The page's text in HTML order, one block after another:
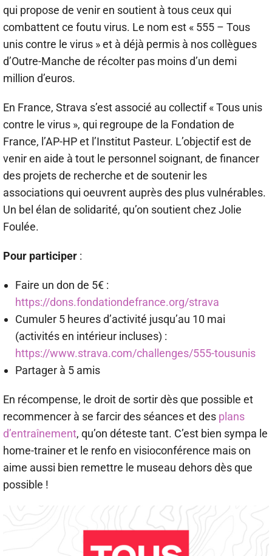
qui propose de venir en soutient à tous ceux qui
combattent ce foutu virus. Le nom est « 555 – Tous
unis contre le virus » et à déjà permis à nos collègues
d’Outre-Manche de récolter pas moins d’un demi
million d’euros.
En France, Strava s’est associé au collectif « Tous unis
contre le virus », qui regroupe de la Fondation de
France, l’AP-HP et l’Institut Pasteur. L’objectif est de
venir en aide à tout le personnel soignant, de financer
des projets de recherche et de soutenir les
associations qui oeuvrent auprès des plus vulnérables.
Un bel élan de solidarité, qu’on soutient chez Jolie
Foulée.
Pour participer :
Faire un don de 5€ :
https://dons.fondationdefrance.org/strava
Cumuler 5 heures d’activité jusqu’au 10 mai
(activités en intérieur incluses) :
https://www.strava.com/challenges/555-tousunis
Partager à 5 amis
En récompense, le droit de sortir dès que possible et
recommencer à se farcir des séances et des plans
d’entraînement, qu’on déteste tant. C’est bien sympa le
home-trainer et le renfo en visioconférence mais on
aime aussi bien remettre le museau dehors dès que
possible !